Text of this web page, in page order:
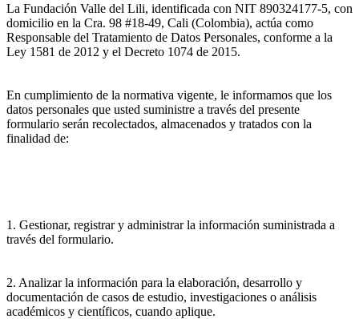
La Fundación Valle del Lili, identificada con NIT 890324177-5, con
domicilio en la Cra. 98 #18-49, Cali (Colombia), actúa como
Responsable del Tratamiento de Datos Personales, conforme a la
Ley 1581 de 2012 y el Decreto 1074 de 2015.
En cumplimiento de la normativa vigente, le informamos que los
datos personales que usted suministre a través del presente
formulario serán recolectados, almacenados y tratados con la
finalidad de:
1. Gestionar, registrar y administrar la información suministrada a
través del formulario.
2. Analizar la información para la elaboración, desarrollo y
documentación de casos de estudio, investigaciones o análisis
académicos y científicos, cuando aplique.